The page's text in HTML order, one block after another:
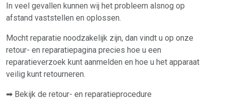
In veel gevallen kunnen wij het probleem alsnog op
afstand vaststellen en oplossen.
Mocht reparatie noodzakelijk zijn, dan vindt u op onze
retour- en reparatiepagina precies hoe u een
reparatieverzoek kunt aanmelden en hoe u het apparaat
veilig kunt retourneren.
➡ Bekijk de retour- en reparatieprocedure